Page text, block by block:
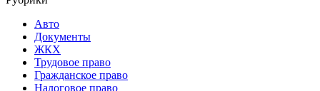
Авто
Документы
ЖКХ
Трудовое право
Гражданское право
Налоговое право